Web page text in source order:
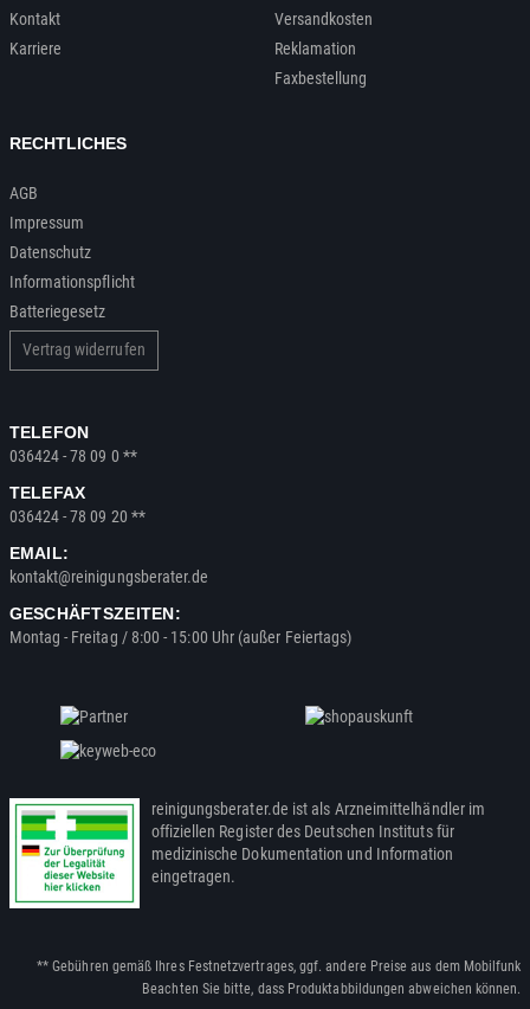
Kontakt
Karriere
Versandkosten
Reklamation
Faxbestellung
RECHTLICHES
AGB
Impressum
Datenschutz
Informationspflicht
Batteriegesetz
Vertrag widerrufen
TELEFON
036424 - 78 09 0 **
TELEFAX
036424 - 78 09 20 **
EMAIL:
kontakt@reinigungsberater.de
GESCHÄFTSZEITEN:
Montag - Freitag / 8:00 - 15:00 Uhr (außer Feiertags)
reinigungsberater.de ist als Arzneimittelhändler im
offiziellen Register des Deutschen Instituts für
medizinische Dokumentation und Information
eingetragen.
** Gebühren gemäß Ihres Festnetzvertrages, ggf. andere Preise aus dem Mobilfunk
Beachten Sie bitte, dass Produktabbildungen abweichen können.